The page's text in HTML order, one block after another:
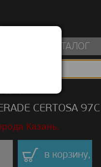
КАТАЛОГ
CERTOSA
CERTOSA 97C
Казань.
в корзину,